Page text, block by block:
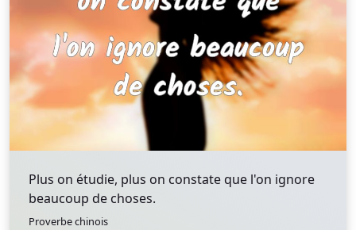
Plus on étudie, plus on constate que l'on ignore
beaucoup de choses.
Proverbe chinois